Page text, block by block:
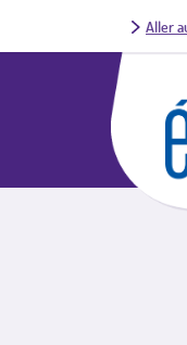
Aller